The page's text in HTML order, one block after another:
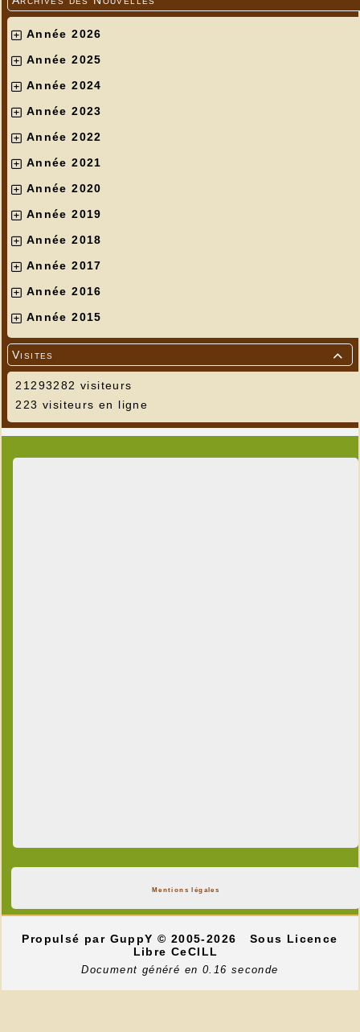
Année 2026
Année 2025
Année 2024
Année 2023
Année 2022
Année 2021
Année 2020
Année 2019
Année 2018
Année 2017
Année 2016
Année 2015

Visites
21293282 visiteurs
223 visiteurs en ligne
Mentions légales
Propulsé par GuppY© 2005-2026
Sous Licence
Libre CeCILL
Document généré en 0.16 seconde